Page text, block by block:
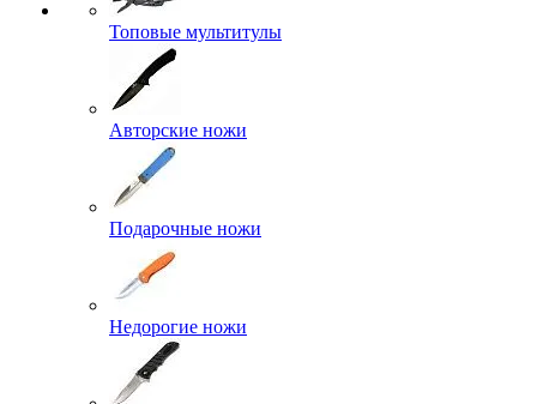
Топовые мультитулы
Авторские ножи
Подарочные ножи
Недорогие ножи